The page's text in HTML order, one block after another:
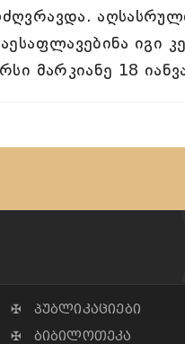
იგი
მარკიანე 18
✠ პუბლიკაციები
✠ ბიბილოთეკა